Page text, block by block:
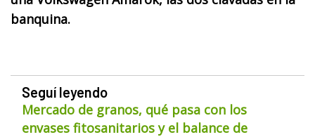
banquina.
Seguí leyendo
Mercado de granos, qué pasa con los
envases fitosanitarios y el balance de